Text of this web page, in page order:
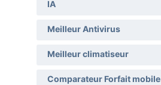
IA
Meilleur Antivirus
Meilleur climatiseur
Comparateur Forfait mobile